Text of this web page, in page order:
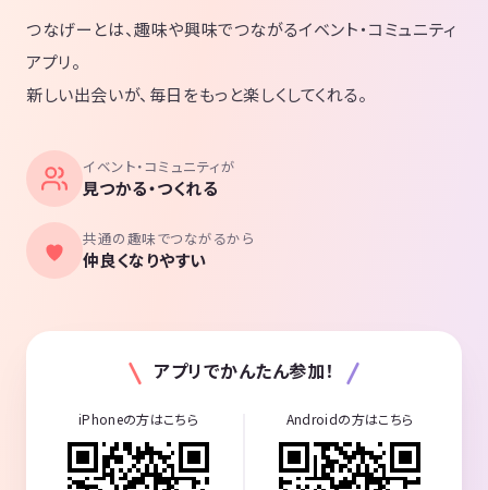
つなげーとは、趣味や興味でつながるイベント・コミュニティ
アプリ。
新しい出会いが、毎日をもっと楽しくしてくれる。
イベント・コミュニティが
見つかる・つくれる
共通の趣味でつながるから
仲良くなりやすい
アプリでかんたん参加！
iPhoneの方はこちら Androidの方はこちら